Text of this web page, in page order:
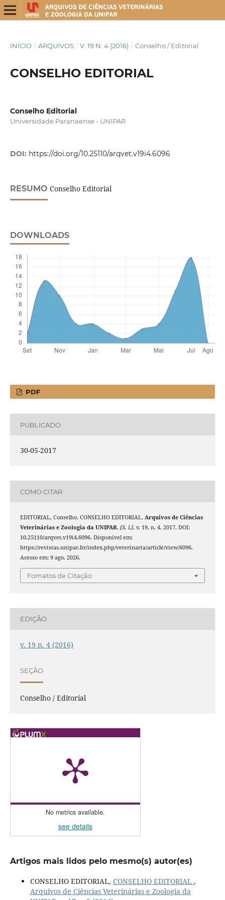
INÍCIO / ARQUIVOS / V. 19 N. 4 (2016) / Conselho / Editorial
CONSELHO EDITORIAL
Conselho Editorial
Universidade Paranaense - UNIPAR
DOI: https://doi.org/10.25110/arqvet.v19i4.6096
RESUMO Conselho Editorial
DOWNLOADS
PDF
PUBLICADO
30-05-2017
COMO CITAR
EDITORIAL, Conselho. CONSELHO EDITORIAL. Arquivos de Ciências
Veterinárias e Zoologia da UNIPAR, [S. l.], v. 19, n. 4, 2017. DOI:
10.25110/arqvet.v19i4.6096. Disponível em:
https://revistas.unipar.br/index.php/veterinaria/article/view/6096.
Acesso em: 9 ago. 2026.
Fomatos de Citação
EDIÇÃO
v. 19 n. 4 (2016)
SEÇÃO
Conselho / Editorial
No metrics available.
see details
Artigos mais lidos pelo mesmo(s) autor(es)
CONSELHO EDITORIAL, CONSELHO EDITORIAL ,
Arquivos de Ciências Veterinárias e Zoologia da